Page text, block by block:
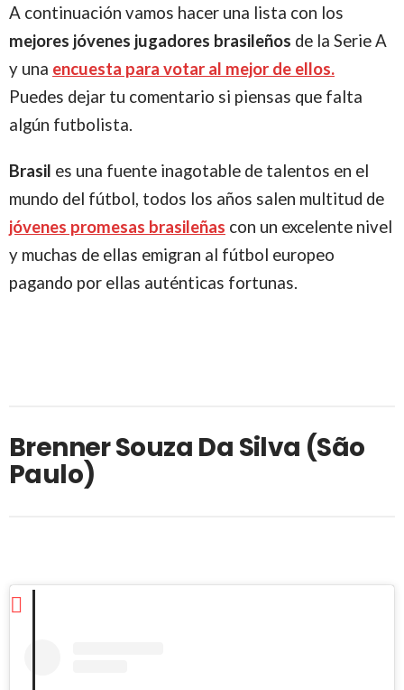
A continuación vamos hacer una lista con los
mejores jóvenes jugadores brasileños de la Serie A
y una encuesta para votar al mejor de ellos.
Puedes dejar tu comentario si piensas que falta
algún futbolista.
Brasil es una fuente inagotable de talentos en el
mundo del fútbol, todos los años salen multitud de
jóvenes promesas brasileñas con un excelente nivel
y muchas de ellas emigran al fútbol europeo
pagando por ellas auténticas fortunas.
Brenner Souza Da Silva (São
Paulo)